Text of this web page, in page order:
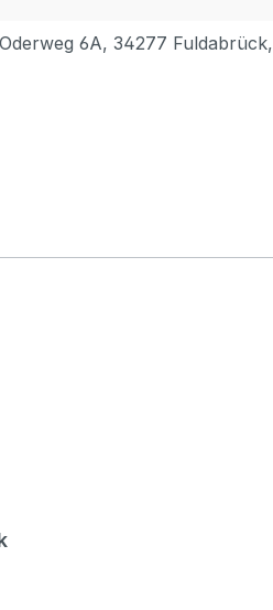
6A, 34277 Fuldabrück,